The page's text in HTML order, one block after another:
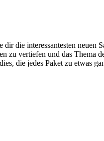
die interessantesten neuen
vertiefen und das Thema
die jedes Paket zu etwas